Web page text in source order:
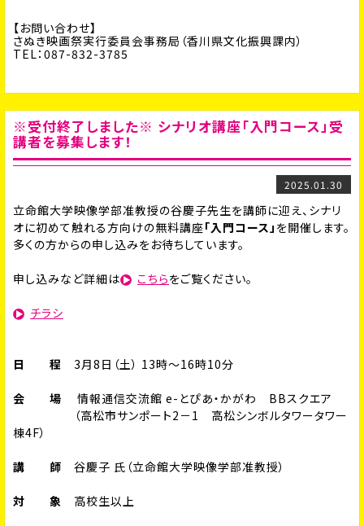
【お問い合わせ】
さぬき映画祭実行委員会事務局（香川県文化振興課内）
TEL：087-832-3785
※受付終了しました※ シナリオ講座「入門コース」受
講者を募集します！
2025.01.30
立命館大学映像学部准教授の谷慶子先生を講師に迎え、シナリ
オに初めて触れる方向けの無料講座「入門コース」 を開催します。
多くの方からの申し込みをお待ちしています。
申し込みなど詳細は こちらをご覧ください。
チラシ
日 程 3月8日（土） 13時～16時10分
会 場 情報通信交流館 e-とぴあ・かがわ BBスクエア
（高松市サンポート2－1 高松シンボルタワータワー
棟4F）
講 師 谷慶子 氏（立命館大学映像学部准教授）
対 象 高校生以上